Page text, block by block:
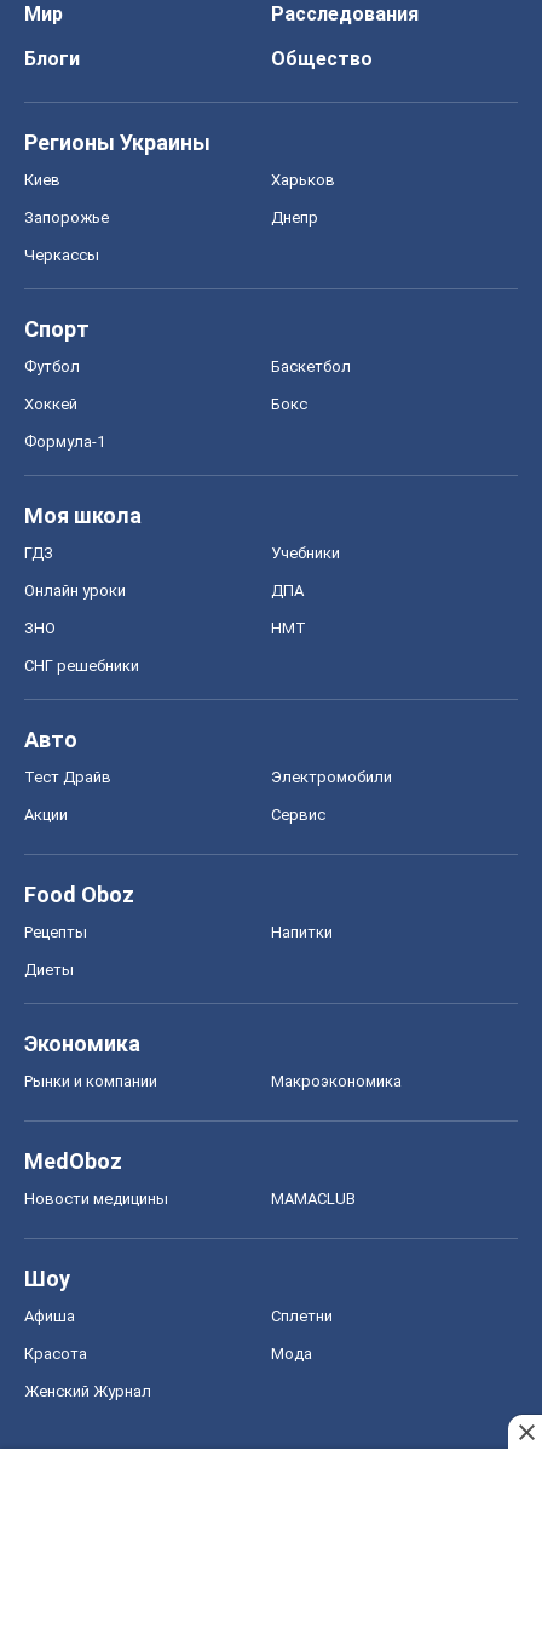
Мир
Расследования
Блоги
Общество
Регионы Украины
Киев Харьков
Запорожье Днепр
Черкассы
Спорт
Футбол Баскетбол
Хоккей Бокс
Формула-1
Моя школа
ГДЗ Учебники
Онлайн уроки ДПА
ЗНО НМТ
СНГ решебники
Авто
Тест Драйв Электромобили
Акции Сервис
Food Oboz
Рецепты Напитки
Диеты
Экономика
Рынки и компании Mакроэкономика
MedOboz
Новости медицины MAMACLUB
Шоу
Афиша Сплетни
Красота Мода
Женский Журнал